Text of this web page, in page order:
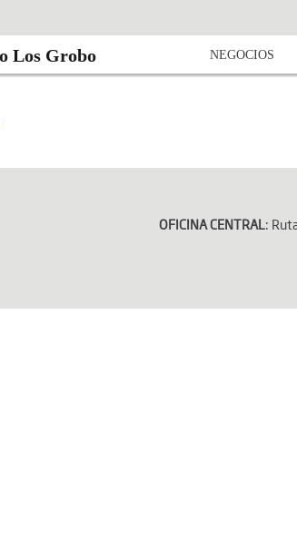
NEGOCIOS
OFICINA CENTRAL: